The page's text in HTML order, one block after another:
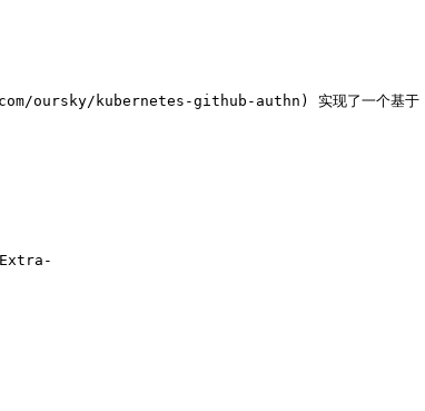
kubernetes-github-authn) 实现了一个基于